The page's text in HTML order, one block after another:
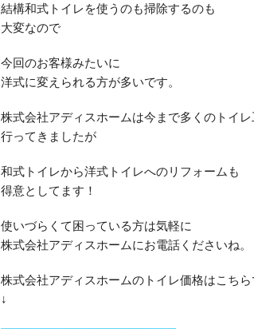
結構和式トイレを使うのも掃除するのも
大変なので
今回のお客様みたいに
洋式に変えられる方が多いです。
株式会社アディスホームは今まで多くのトイ
行ってきましたが
和式トイレから洋式トイレへのリフォームも
得意としてます！
使いづらくて困っている方は気軽に
株式会社アディスホームにお電話くださいね。
株式会社アディスホームのトイレ価格はこちら
↓